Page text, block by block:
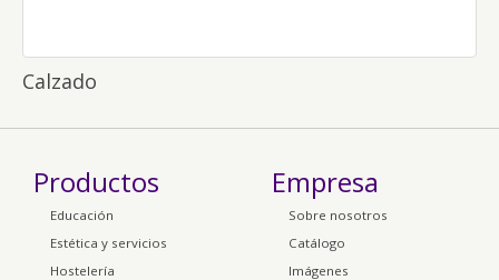
Calzado
Productos
Educación
Estética y servicios
Hostelería
Empresa
Sobre nosotros
Catálogo
Imágenes